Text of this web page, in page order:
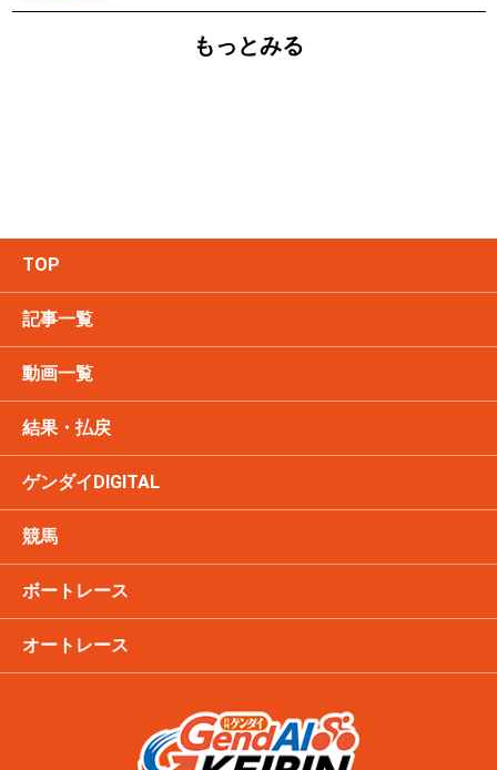
ツへの思いとは？ #PR #松戸けいりん #川口満広 #
浦山一栄 #市川健太
もっとみる
TOP
記事一覧
動画一覧
結果・払戻
ゲンダイDIGITAL
競馬
ボートレース
オートレース